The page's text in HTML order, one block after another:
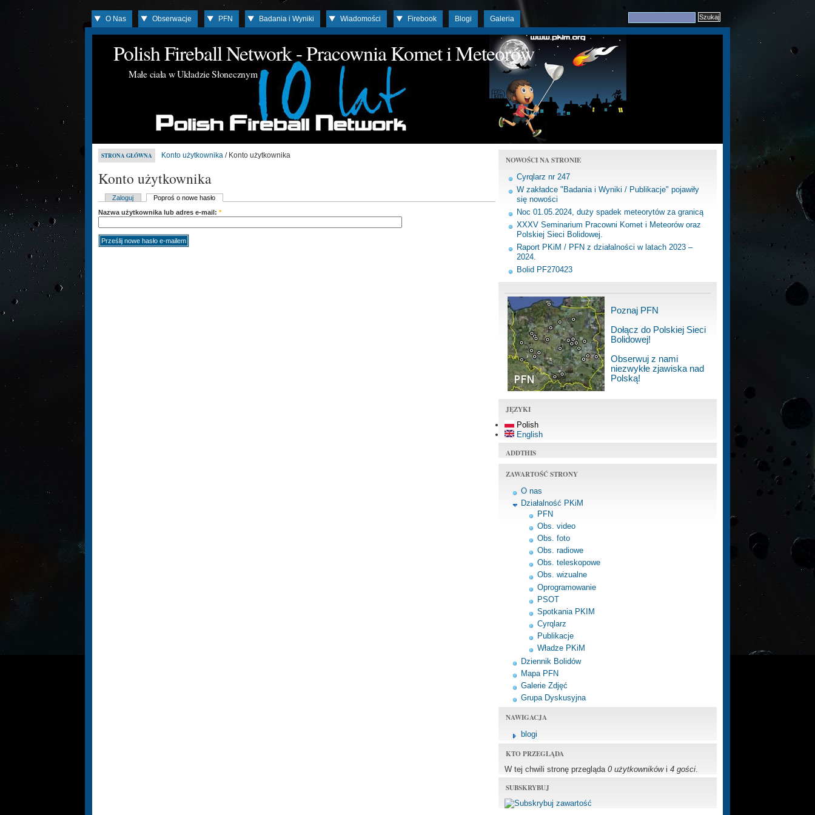
O Nas Obserwacje PFN Badania i Wyniki Wiadomości Firebook Blogi Galeria
Polish Fireball Network - Pracownia Komet i Meteorów
Małe ciała w Układzie Słonecznym
STRONA GŁÓWNA Konto użytkownika / Konto użytkownika
Konto użytkownika
Zaloguj
Poproś o nowe hasło
Nazwa użytkownika lub adres e-mail: *
NOWOŚCI NA STRONIE
Cyrqlarz nr 247
W zakładce "Badania i Wyniki / Publikacje" pojawiły
się nowości
Noc 01.05.2024, duży spadek meteorytów za granicą
XXXV Seminarium Pracowni Komet i Meteorów oraz
Polskiej Sieci Bolidowej.
Raport PKiM / PFN z działalności w latach 2023 –
2024.
Bolid PF270423
Poznaj PFN
Dołącz do Polskiej Sieci
Bolidowej!
Obserwuj z nami
niezwykłe zjawiska nad
Polską!
JĘZYKI
Polish
English
ADDTHIS
ZAWARTOŚĆ STRONY
O nas
Działalność PKiM
PFN
Obs. video
Obs. foto
Obs. radiowe
Obs. teleskopowe
Obs. wizualne
Oprogramowanie
PSOT
Spotkania PKIM
Cyrqlarz
Publikacje
Władze PKiM
Dziennik Bolidów
Mapa PFN
Galerie Zdjęć
Grupa Dyskusyjna
NAWIGACJA
blogi
KTO PRZEGLĄDA
W tej chwili stronę przegląda 0 użytkownikówi 4 gości
SUBSKRYBUJ